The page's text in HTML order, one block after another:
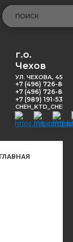
г.о.
Чехов
УЛ. ЧЕХОВА, 45
+7 (496) 726-
+7 (496) 726-
+7 (989) 191-53-
ГЛАВНАЯ